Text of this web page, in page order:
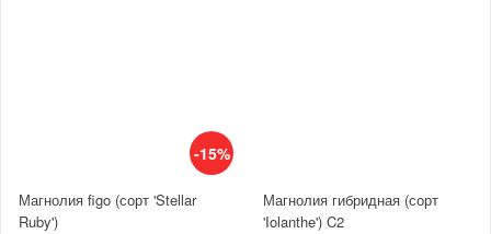
-15%
Магнолия figo (сорт 'Stellar
Ruby')
Магнолия гибридная (сорт
'Iolanthe') C2